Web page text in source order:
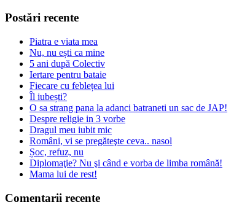
Postări recente
Piatra e viata mea
Nu, nu ești ca mine
5 ani după Colectiv
Iertare pentru bataie
Fiecare cu feblețea lui
Îl iubești?
O sa strang pana la adanci batraneti un sac de JAP!
Despre religie in 3 vorbe
Dragul meu iubit mic
Români, vi se pregăteşte ceva.. nasol
Șoc, refuz, nu
Diplomaţie? Nu şi când e vorba de limba română!
Mama lui de rest!
Comentarii recente